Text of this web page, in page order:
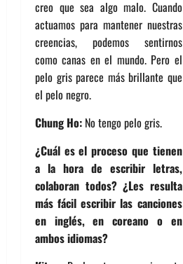
creo que sea algo malo. Cuando
actuamos para mantener nuestras
creencias, podemos sentirnos
como canas en el mundo. Pero el
pelo gris parece más brillante que
el pelo negro.
Chung Ho: No tengo pelo gris.
¿Cuál es el proceso que tienen
a la hora de escribir letras,
colaboran todos? ¿Les resulta
más fácil escribir las canciones
en inglés, en coreano o en
ambos idiomas?